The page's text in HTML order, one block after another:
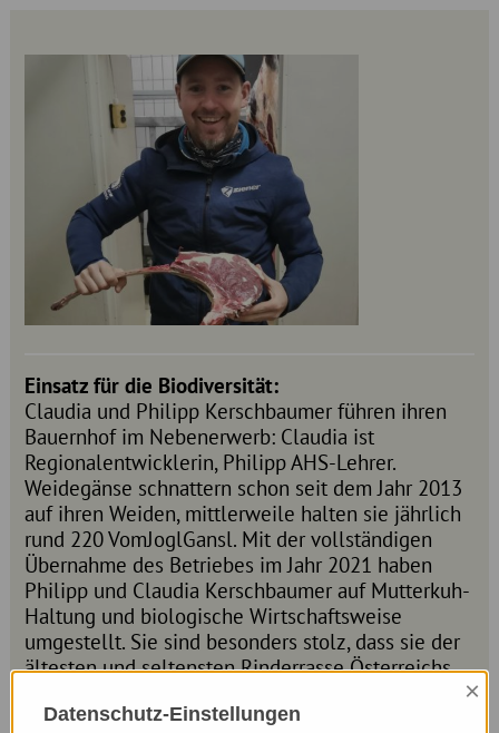
Einsatz für die Biodiversität:
Claudia und Philipp Kerschbaumer führen ihren
Bauernhof im Nebenerwerb: Claudia ist
Regionalentwicklerin, Philipp AHS-Lehrer.
Weidegänse schnattern schon seit dem Jahr 2013
auf ihren Weiden, mittlerweile halten sie jährlich
rund 220 VomJoglGansl. Mit der vollständigen
Übernahme des Betriebes im Jahr 2021 haben
Philipp und Claudia Kerschbaumer auf Mutterkuh-
Haltung und biologische Wirtschaftsweise
umgestellt. Sie sind besonders stolz, dass sie der
ältesten und seltensten Rinderrasse Österreichs
ein Zuhause bieten können, nämlich den Ennstaler
Bergschecken. Alles, was ihre Tiere benötigen
Datenschutz-Einstellungen
×